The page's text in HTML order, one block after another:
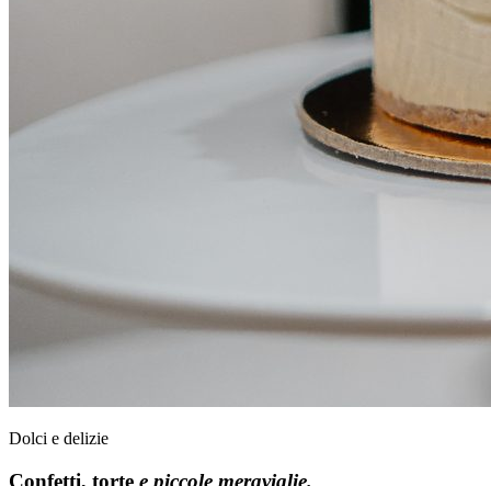
Dolci e delizie
Confetti, torte e piccole meraviglie.